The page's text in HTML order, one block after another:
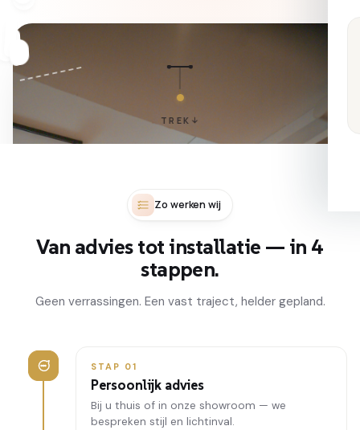
TREK
Zo werken wij
Van advies tot installatie — in 4
stappen.
Geen verrassingen. Een vast traject, helder gepland.
STAP 01
Persoonlijk advies
Bij u thuis of in onze showroom — we
bespreken stijl en lichtinval.